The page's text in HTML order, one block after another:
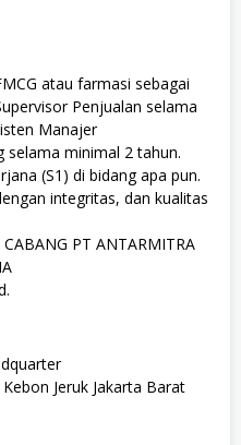
atau farmasi sebagai
Penjualan selama
Manajer
selama minimal 2 tahun.
(S1) di bidang apa pun.
integritas, dan kualitas
PT ANTARMITRA
Jeruk Jakarta Barat